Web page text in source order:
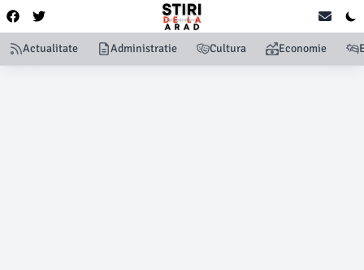
Actualitate Administratie Cultura Economie